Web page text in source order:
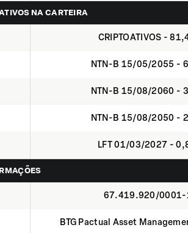
NA CARTEIRA
CRIPTOATIVOS -
NTN-B 15/05/2055 -
NTN-B 15/08/2060 -
NTN-B 15/08/2050 -
LFT 01/03/2027 -
67.419.920/0001-
BTG Pactual Asset